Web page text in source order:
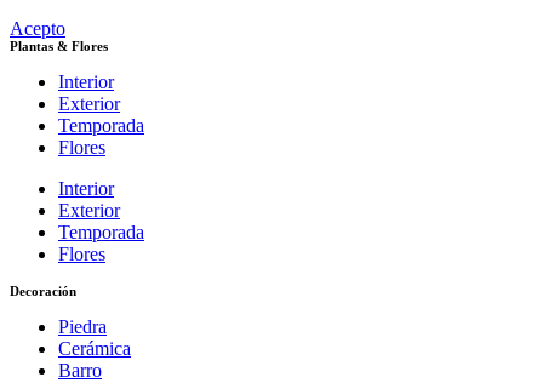
Acepto
Plantas & Flores
Interior
Exterior
Temporada
Flores
Interior
Exterior
Temporada
Flores
Decoración
Piedra
Cerámica
Barro